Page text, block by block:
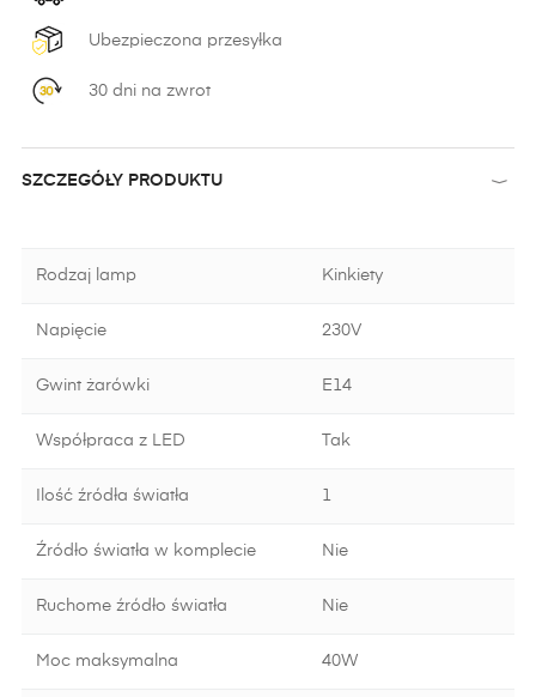
Ubezpieczona przesyłka
30 dni na zwrot
SZCZEGÓŁY PRODUKTU
Rodzaj lamp Kinkiety
Napięcie 230V
Gwint żarówki E14
Współpraca z LED Tak
Ilość źródła światła 1
Źródło światła w komplecie Nie
Ruchome źródło światła Nie
Moc maksymalna 40W